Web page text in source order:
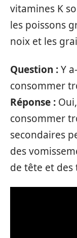
vitamines K
les poissons
noix et les
Question :Y
consommer
Réponse :
consommer
secondaires
des
de tête et des